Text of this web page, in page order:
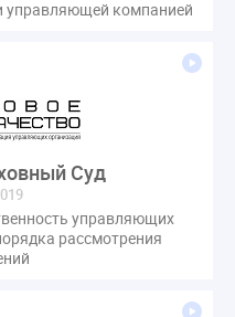
Кейс
М.Геллер
ПМЭФ-2024
ОДИ
управляющей компанией
Суд
управляющих
рассмотрения